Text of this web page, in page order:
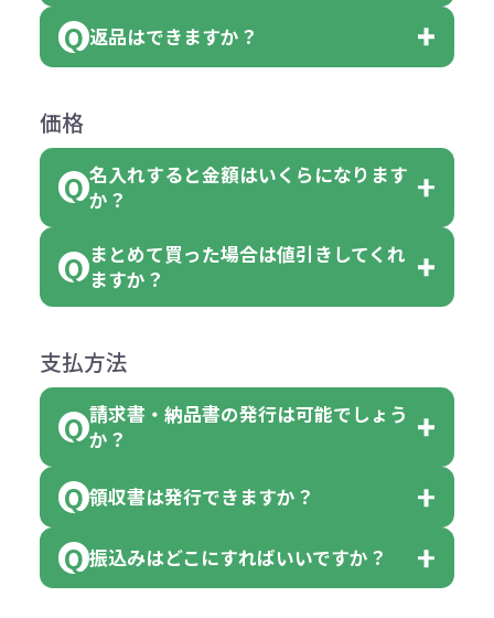
は、100個以上でしたら、何個でも
可能です。
但し、ロゴなど名入れ印刷をされる
費用）
れ等分で100個ずつ入って参ります。
（割り切れない場合は数個単位で前
色指定できる商品に付きましては商
品詳細の購入の所で色が選べるよう
になっております。
す。
い。
例えば…
クエアトート」を300個注文した場
クエアトート」は10個単位でしたら
色を指定出来るので、ピンクを100
個、ブルーを90個、イエローを110
【色指定の仕方】
お客様都合でのキャンセルは、制作
がございます。
ご注文の際は、十分にご確認・ご検
返品はできますか？
めご了承ください。
ただし下記の場合は承っております
●初期不良または不良品（破損、故
障）の場合
合
●名入れ、オリジナルの内容が異な
っていた場合
または返金にて対応させていただき
ます。
その際不良品については送料着払い
価格
名入れすると金額はいくらになります
か？
名入れありの場合の代金の計算方法
は下記の通りです。
計算例：
＜1色印刷の場合＞
（提供価格（商品代）+名入れ費用
（印刷代））×枚数+製版代
（提供価格（商品代）+名入れ費用
まとめて買った場合は値引きしてくれ
ますか？
商品によりますが、お見積もりさせ
ていただきます。
見積もりサポートから個別でお問い
支払方法
請求書・納品書の発行は可能でしょう
か？
会員様はマイページより各種帳票の
ダウンロードが可能です。
詳しくはこちらはご確認ください。
領収書は発行できますか？
会員様はマイページより各種帳票の
振込みはどこにすればいいですか？